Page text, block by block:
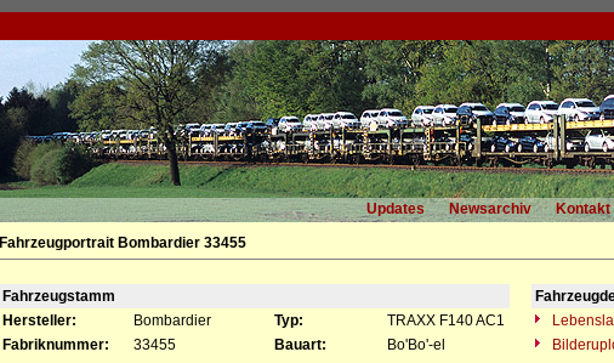
Updates Newsarchiv Kontakt
Fahrzeugportrait Bombardier 33455
Fahrzeugstamm
Hersteller:
Bombardier Typ: TRAXX F140 AC1
Fabriknummer:
33455 Bauart: Bo'Bo'-el